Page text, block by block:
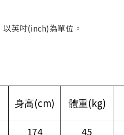
英吋(inch)為單位。
身高(cm) 體重(kg)
174
45